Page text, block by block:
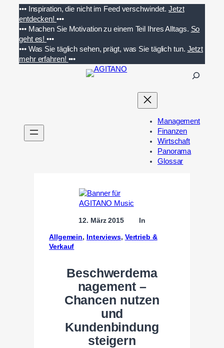
Inhalt
springen
••• Inspiration, die nicht im Feed verschwindet. Jetzt
entdecken! •••
••• Machen Sie Motivation zu einem Teil Ihres Alltags. So
geht es!•••
••• Was Sie täglich sehen, prägt, was Sie täglich tun. Jetzt
mehr erfahren! •••
n
Management
Finanzen
Wirtschaft
Panorama
Glossar
12. März 2015 In
Allgemein, Interviews, Vertrieb &
Verkauf
Beschwerdema
nagement –
Chancen nutzen
und
Kundenbindung
steigern